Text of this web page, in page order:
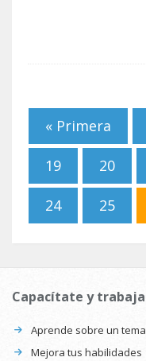
Páginas
« Primera
19 20
24 25
Capacítate y trabaja
Aprende sobre un tema
Mejora tus habilidades